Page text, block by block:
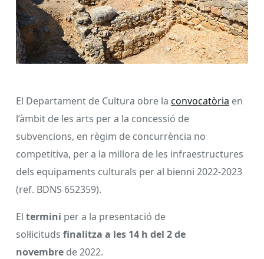
El Departament de Cultura obre la convocatòria en
l’àmbit de les arts per a la concessió de
subvencions, en règim de concurrència no
competitiva, per a la millora de les infraestructures
dels equipaments culturals per al bienni 2022-2023
(ref. BDNS 652359).
El termini per a la presentació de
sol·licituds finalitza a les 14 h del 2 de
novembre de 2022.